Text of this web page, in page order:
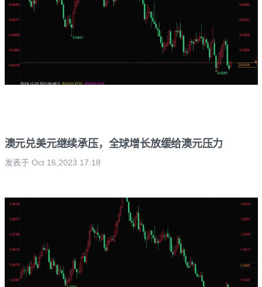
澳元兑美元继续承压，全球增长放缓给澳元压力
发表于 Oct 16,2023 17:18